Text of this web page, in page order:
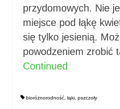
przydomowych. Nie
miejsce pod łąkę
się tylko jesienią.
powodzeniem zrobić
Continued
bioróżnorodność łąki pszczoły